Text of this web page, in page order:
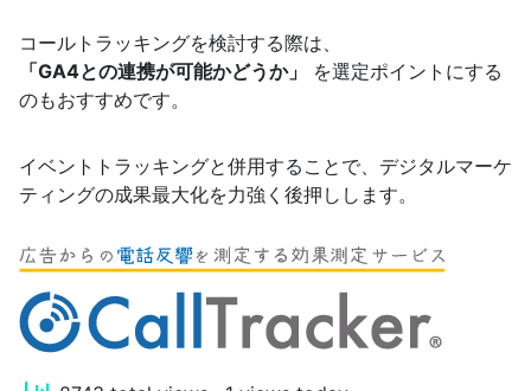
コールトラッキングを検討する際は、
「GA4との連携が可能かどうか」
を選定ポイントにする
のもおすすめです。
イベントトラッキングと併用することで、デジタルマーケ
ティングの成果最大化を力強く後押しします。